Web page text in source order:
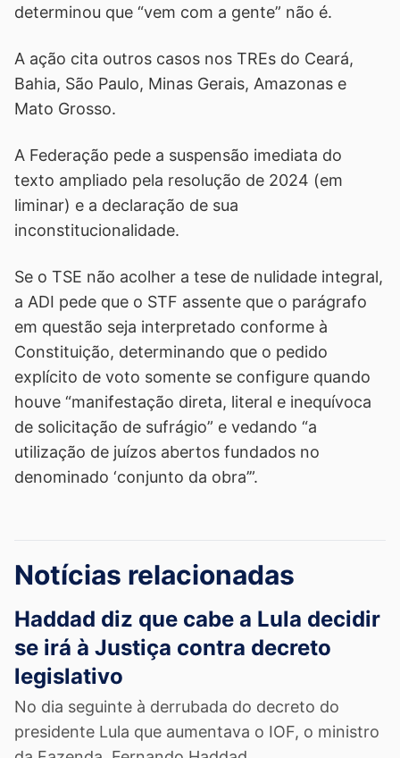
determinou que “vem com a gente” não é.
A ação cita outros casos nos TREs do Ceará,
Bahia, São Paulo, Minas Gerais, Amazonas e
Mato Grosso.
A Federação pede a suspensão imediata do
texto ampliado pela resolução de 2024 (em
liminar) e a declaração de sua
inconstitucionalidade.
Se o TSE não acolher a tese de nulidade integral,
a ADI pede que o STF assente que o parágrafo
em questão seja interpretado conforme à
Constituição, determinando que o pedido
explícito de voto somente se configure quando
houve “manifestação direta, literal e inequívoca
de solicitação de sufrágio” e vedando “a
utilização de juízos abertos fundados no
denominado ‘conjunto da obra’”.
Notícias relacionadas
Haddad diz que cabe a Lula decidir
se irá à Justiça contra decreto
legislativo
No dia seguinte à derrubada do decreto do
presidente Lula que aumentava o IOF, o ministro